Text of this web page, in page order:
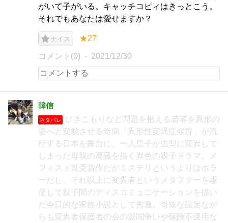
がいて子がいる。キャッチコピィはきっとこう。
それでもあなたは愛せますか？
ナイス ★27
コメント(0) 2021/12/30
韓信
ネタバレ
ひきこもりなど問題を抱える若者を異形の
姿へと変貌させる奇病「異形性変異症候群」が流
行する日本を舞台に、一人息子が虫型に変異して
しまった母親の葛藤を描く異色の親子ドラマ。メ
フィスト賞受賞作だがミステリというよりはホラ
ーだし、それ以上に変異者というメタファーを駆
使して親子間のディスコミュニケーションを描い
だ今日的な家族小説として秀逸。奇抜な設定なが
らも変異者保護者の会の派閥争いや保険不適用な